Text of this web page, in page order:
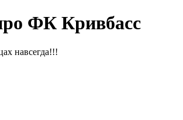
ФК Кривбасс
навсегда!!!